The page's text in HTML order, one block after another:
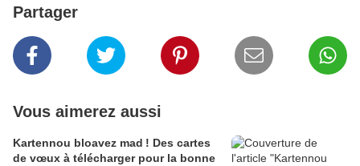
Partager
Vous aimerez aussi
Kartennou bloavez mad ! Des cartes
de vœux à télécharger pour la bonne